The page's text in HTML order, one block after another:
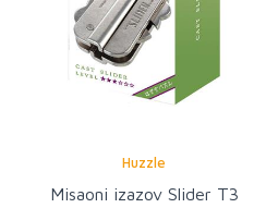
Huzzle
Misaoni izazov Slider T3